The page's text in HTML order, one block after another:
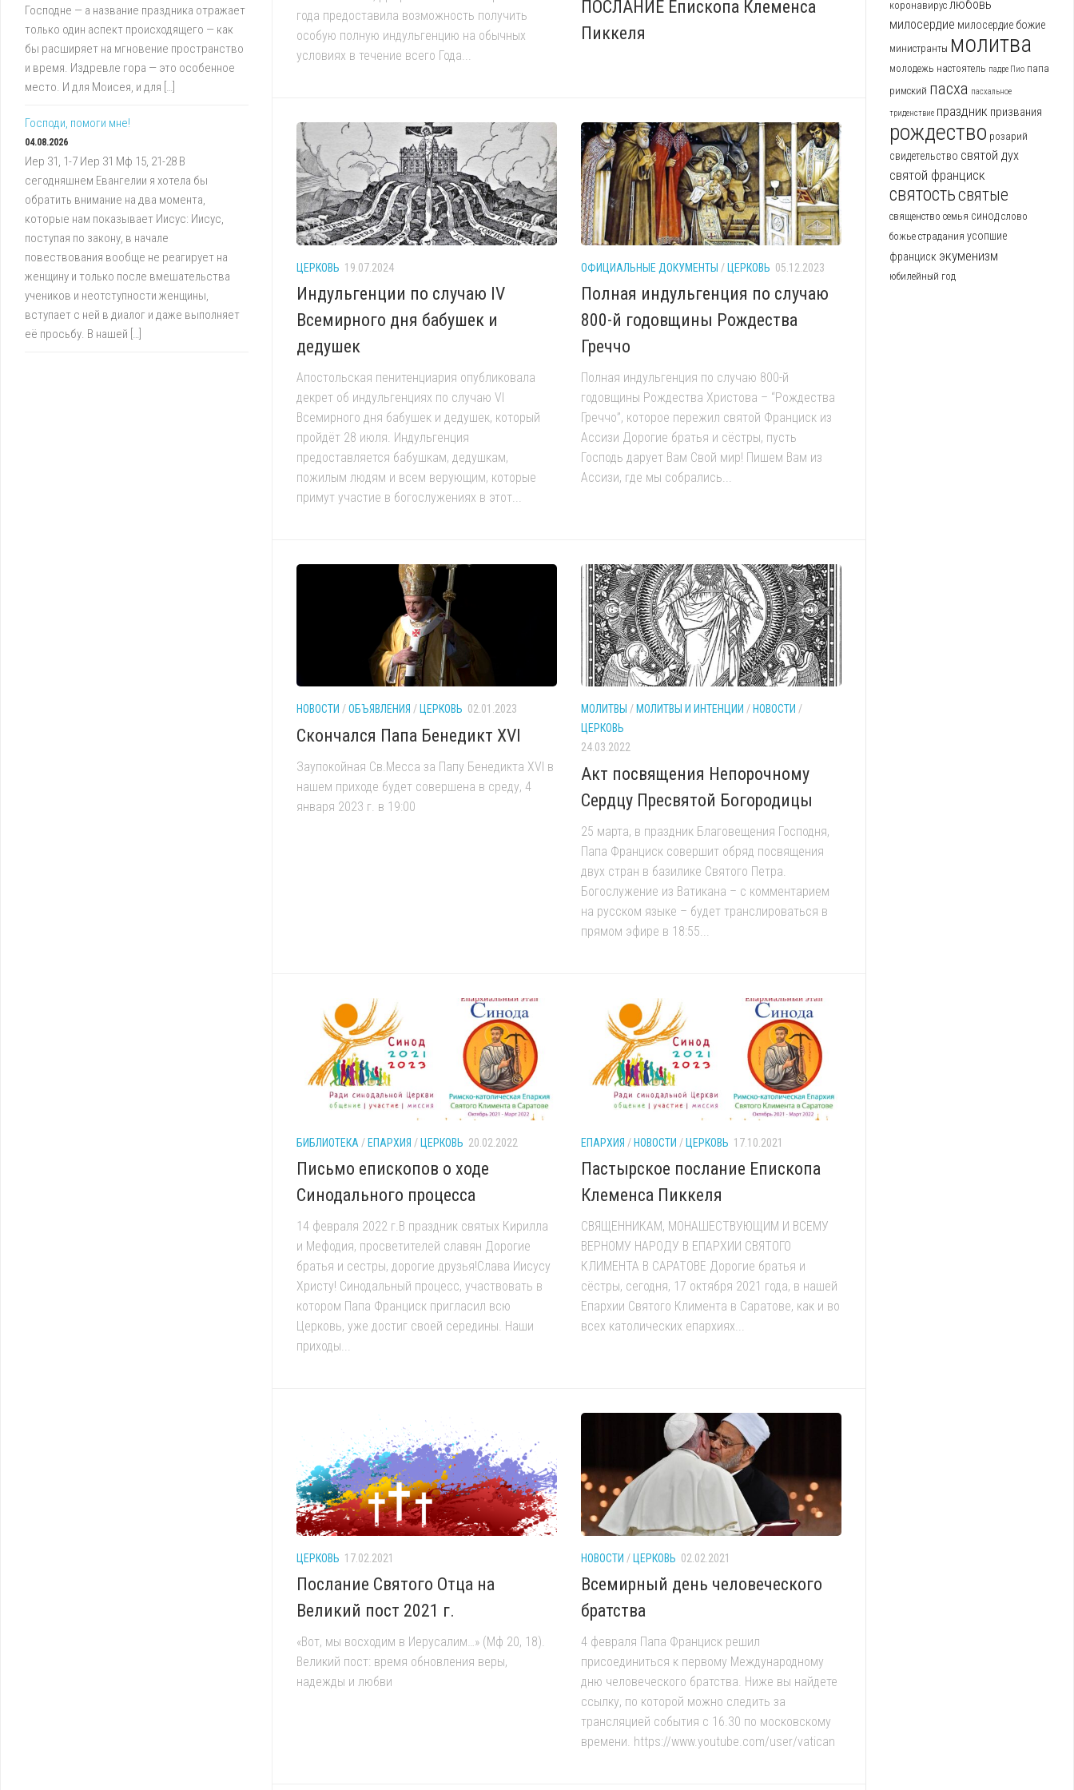
года предоставила возможность получить
особую полную индульгенцию на обычных
условиях в течение всего Года...
ПОСЛАНИЕ Епископа Клеменса
Пиккеля
ЦЕРКОВЬ 19.07.2024
Индульгенции по случаю IV
Всемирного дня бабушек и
дедушек
Апостольская пенитенциария опубликовала
декрет об индульгенциях по случаю VI
Всемирного дня бабушек и дедушек, который
пройдёт 28 июля. Индульгенция
предоставляется бабушкам, дедушкам,
пожилым людям и всем верующим, которые
примут участие в богослужениях в этот...
ОФИЦИАЛЬНЫЕ ДОКУМЕНТЫ /ЦЕРКОВЬ 05.12.2023
Полная индульгенция по случаю
800-й годовщины Рождества
Греччо
Полная индульгенция по случаю 800-й
годовщины Рождества Христова – “Рождества
Греччо”, которое пережил святой Франциск из
Ассизи Дорогие братья и сёстры, пусть
Господь дарует Вам Свой мир! Пишем Вам из
Ассизи, где мы собрались...
НОВОСТИ /ОБЪЯВЛЕНИЯ / ЦЕРКОВЬ 02.01.2023
Скончался Папа Бенедикт XVI
Заупокойная Св.Месса за Папу Бенедикта XVI в
нашем приходе будет совершена в среду, 4
января 2023 г. в 19:00
МОЛИТВЫ / МОЛИТВЫ И ИНТЕНЦИИ / НОВОСТИ /
ЦЕРКОВЬ
24.03.2022
Акт посвящения Непорочному
Сердцу Пресвятой Богородицы
25 марта, в праздник Благовещения Господня,
Папа Франциск совершит обряд посвящения
двух стран в базилике Святого Петра.
Богослужение из Ватикана – с комментарием
на русском языке – будет транслироваться в
прямом эфире в 18:55...
БИБЛИОТЕКА / ЕПАРХИЯ / ЦЕРКОВЬ 20.02.2022
Письмо епископов о ходе
Синодального процесса
14 февраля 2022 г.В праздник святых Кирилла
и Мефодия, просветителей славян Дорогие
братья и сестры, дорогие друзья!Слава Иисусу
Христу! Синодальный процесс, участвовать в
котором Папа Франциск пригласил всю
Церковь, уже достиг своей середины. Наши
приходы...
ЕПАРХИЯ / НОВОСТИ / ЦЕРКОВЬ 17.10.2021
Пастырское послание Епископа
Клеменса Пиккеля
СВЯЩЕННИКАМ, МОНАШЕСТВУЮЩИМ И ВСЕМУ
ВЕРНОМУ НАРОДУ В ЕПАРХИИ СВЯТОГО
КЛИМЕНТА В САРАТОВЕ Дорогие братья и
сёстры, сегодня, 17 октября 2021 года, в нашей
Епархии Святого Климента в Саратове, как и во
всех католических епархиях...
ЦЕРКОВЬ 17.02.2021
Послание Святого Отца на
Великий пост 2021 г.
«Вот, мы восходим в Иерусалим…» (Мф 20, 18).
Великий пост: время обновления веры,
надежды и любви
НОВОСТИ / ЦЕРКОВЬ 02.02.2021
Всемирный день человеческого
братства
4 февраля Папа Франциск решил
присоединиться к первому Международному
дню человеческого братства. Ниже вы найдете
ссылку, по которой можно следить за
трансляцией события с 16.30 по московскому
времени. https://www.youtube.com/user/vatican
Господне — а название праздника отражает
только один аспект происходящего — как
бы расширяет на мгновение пространство
и время. Издревле гора — это особенное
место. И для Моисея, и для […]
Господи, помоги мне!
04.08.2026
Иер 31, 1-7 Иер 31 Мф 15, 21-28 В
сегодняшнем Евангелии я хотела бы
обратить внимание на два момента,
которые нам показывает Иисус: Иисус,
поступая по закону, в начале
повествования вообще не реагирует на
женщину и только после вмешательства
учеников и неотступности женщины,
вступает с ней в диалог и даже выполняет
её просьбу. В нашей […]
коронавирус любовь
милосердие милосердие божие
министранты молитва
молодежь настоятель падре Пио папа
римский пасха пасхальное
триденствие праздник призвания
рождество розарий
свидетельство святой дух
святой франциск
святостьсвятые
священство семья синод слово
божье страдания усопшие
франциск экуменизм
юбилейный год